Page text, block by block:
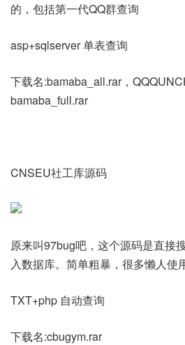
的，包括第一代QQ群查询
asp+sqlserver 单表查询
下载名:bamaba_all.rar，
bamaba_full.rar
CNSEU社工库源码
原来叫97bug吧，这个源码是直接
入数据库。简单粗暴，很多懒人使
TXT+php 自动查询
下载名:cbugym.rar